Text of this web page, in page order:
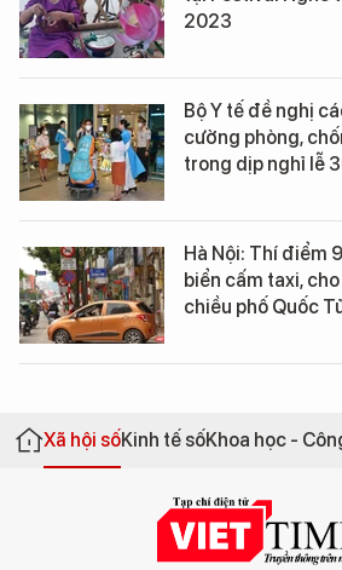
2023
Bộ Y tế đề nghị
cường phòng,
trong dịp nghỉ lễ
Hà Nội: Thí điểm
biển cấm taxi,
chiều phố Quốc
Xã hội sốKinh tế sốKhoa học -